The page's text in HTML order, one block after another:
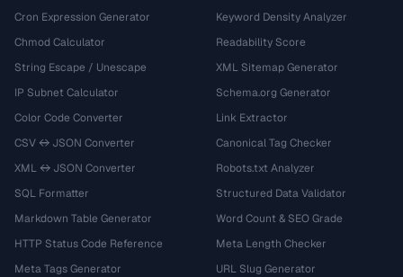
Cron Expression Generator
Chmod Calculator
String Escape / Unescape
IP Subnet Calculator
Color Code Converter
CSV ↔ JSON Converter
XML ↔ JSON Converter
SQL Formatter
Markdown Table Generator
HTTP Status Code Reference
Meta Tags Generator
Keyword Density Analyzer
Readability Score
XML Sitemap Generator
Schema.org Generator
Link Extractor
Canonical Tag Checker
Robots.txt Analyzer
Structured Data Validator
Word Count & SEO Grade
Meta Length Checker
URL Slug Generator